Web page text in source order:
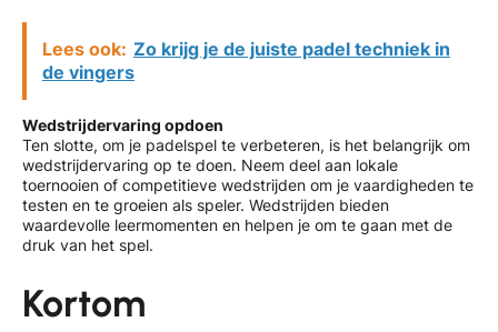
Lees ook: Zo krijg je de juiste padel techniek in
de vingers
Wedstrijdervaring opdoen
Ten slotte, om je padelspel te verbeteren, is het belangrijk om
wedstrijdervaring op te doen. Neem deel aan lokale
toernooien of competitieve wedstrijden om je vaardigheden te
testen en te groeien als speler. Wedstrijden bieden
waardevolle leermomenten en helpen je om te gaan met de
druk van het spel.
Kortom